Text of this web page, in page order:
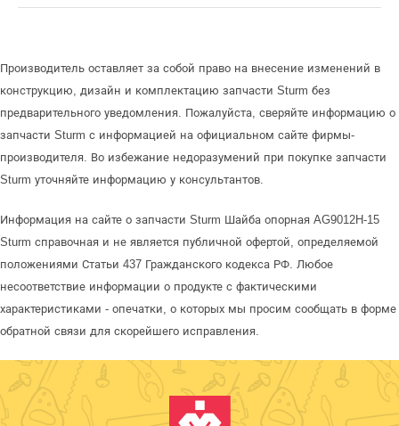
Производитель оставляет за собой право на внесение изменений в
конструкцию, дизайн и комплектацию запчасти Sturm без
предварительного уведомления. Пожалуйста, сверяйте информацию о
запчасти Sturm с информацией на официальном сайте фирмы-
производителя. Во избежание недоразумений при покупке запчасти
Sturm уточняйте информацию у консультантов.
Информация на сайте о запчасти Sturm Шайба опорная AG9012H-15
Sturm справочная и не является публичной офертой, определяемой
положениями Статьи 437 Гражданского кодекса РФ. Любое
несоответствие информации о продукте с фактическими
характеристиками - опечатки, о которых мы просим сообщать в форме
обратной связи для скорейшего исправления.